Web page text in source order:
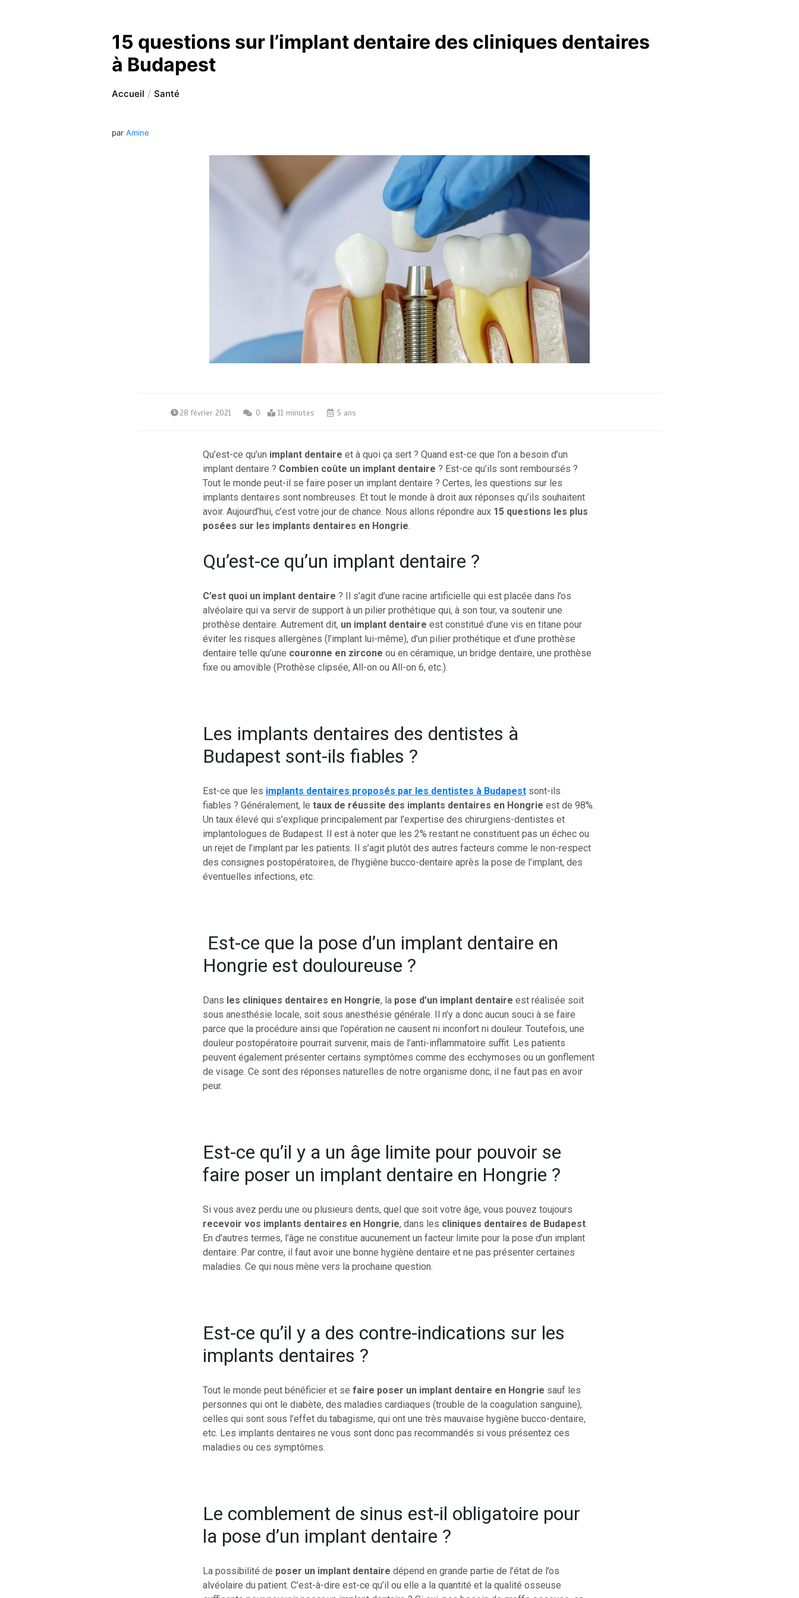
15 questions sur l’implant dentaire des cliniques dentaires
à Budapest
Accueil Santé
parAmine
28 février 2021 0 11 minutes 5 ans
Qu’est-ce qu’un implant dentaire et à quoi ça sert ? Quand est-ce que l’on a besoin d’un
implant dentaire ? Combien coûte un implant dentaire ? Est-ce qu’ils sont remboursés ?
Tout le monde peut-il se faire poser un implant dentaire ? Certes, les questions sur les
implants dentaires sont nombreuses. Et tout le monde à droit aux réponses qu’ils souhaitent
avoir. Aujourd’hui, c’est votre jour de chance. Nous allons répondre aux 15 questions les plus
posées sur les implants dentaires en Hongrie.
Qu’est-ce qu’un implant dentaire ?
C’est quoi un implant dentaire ? Il s’agit d’une racine artificielle qui est placée dans l’os
alvéolaire qui va servir de support à un pilier prothétique qui, à son tour, va soutenir une
prothèse dentaire. Autrement dit, un implant dentaire est constitué d’une vis en titane pour
éviter les risques allergènes (l’implant lui-même), d’un pilier prothétique et d’une prothèse
dentaire telle qu’une couronne en zircone ou en céramique, un bridge dentaire, une prothèse
fixe ou amovible (Prothèse clipsée, All-on ou All-on 6, etc.).
Les implants dentaires des dentistes à
Budapest sont-ils fiables ?
Est-ce que les implants dentaires proposés par les dentistes à Budapestsont-ils
fiables ? Généralement, le taux de réussite des implants dentaires en Hongrie est de 98%.
Un taux élevé qui s’explique principalement par l’expertise des chirurgiens-dentistes et
implantologues de Budapest. Il est à noter que les 2% restant ne constituent pas un échec ou
un rejet de l’implant par les patients. Il s’agit plutôt des autres facteurs comme le non-respect
des consignes postopératoires, de l’hygiène bucco-dentaire après la pose de l’implant, des
éventuelles infections, etc.
Est-ce que la pose d’un implant dentaire en
Hongrie est douloureuse ?
Dans les cliniques dentaires en Hongrie, la pose d’un implant dentaire est réalisée soit
sous anesthésie locale, soit sous anesthésie générale. Il n’y a donc aucun souci à se faire
parce que la procédure ainsi que l’opération ne causent ni inconfort ni douleur. Toutefois, une
douleur postopératoire pourrait survenir, mais de l’anti-inflammatoire suffit. Les patients
peuvent également présenter certains symptômes comme des ecchymoses ou un gonflement
de visage. Ce sont des réponses naturelles de notre organisme donc, il ne faut pas en avoir
peur.
Est-ce qu’il y a un âge limite pour pouvoir se
faire poser un implant dentaire en Hongrie ?
Si vous avez perdu une ou plusieurs dents, quel que soit votre âge, vous pouvez toujours
recevoir vos implants dentaires en Hongrie, dans les cliniques dentaires de Budapest.
En d’autres termes, l’âge ne constitue aucunement un facteur limite pour la pose d’un implant
dentaire. Par contre, il faut avoir une bonne hygiène dentaire et ne pas présenter certaines
maladies. Ce qui nous mène vers la prochaine question.
Est-ce qu’il y a des contre-indications sur les
implants dentaires ?
Tout le monde peut bénéficier et se faire poser un implant dentaire en Hongrie sauf les
personnes qui ont le diabète, des maladies cardiaques (trouble de la coagulation sanguine),
celles qui sont sous l’effet du tabagisme, qui ont une très mauvaise hygiène bucco-dentaire,
etc. Les implants dentaires ne vous sont donc pas recommandés si vous présentez ces
maladies ou ces symptômes.
Le comblement de sinus est-il obligatoire pour
la pose d’un implant dentaire ?
La possibilité de poser un implant dentaire dépend en grande partie de l’état de l’os
alvéolaire du patient. C’est-à-dire est-ce qu’il ou elle a la quantité et la qualité osseuse